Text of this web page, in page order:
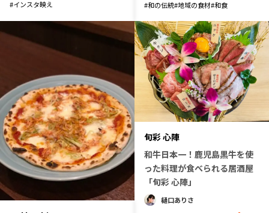
#インスタ映え
#和の伝統#地域の食材#和食
旬彩 心陣
和牛日本一！鹿児島黒牛を使
った料理が食べられる居酒屋
「旬彩 心陣」
樋口ありさ